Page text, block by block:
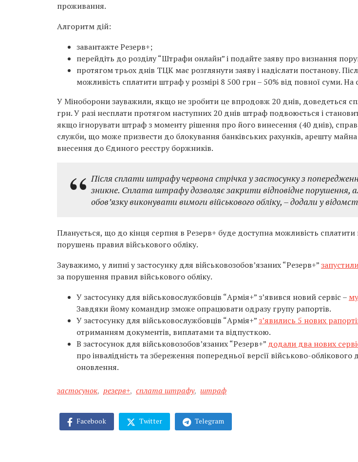
проживання.
Алгоритм дій:
завантажте Резерв+;
перейдіть до розділу “Штрафи онлайн” і подайте заяву про визнання
протягом трьох днів ТЦК має розглянути заяву і надіслати постанову.
можливість сплатити штраф у розмірі 8 500 грн – 50% від повної суми. На
У Міноборони зауважили, якщо не зробити це впродовж 20 днів, доведеться
грн. У разі несплати протягом наступних 20 днів штраф подвоюється і
якщо ігнорувати штраф з моменту рішення про його винесення (40 днів),
служби, що може призвести до блокування банківських рахунків, арешту
внесення до Єдиного реєстру боржників.
Після сплати штрафу червона стрічка у застосунку з
зникне. Сплата штрафу дозволяє закрити відповідне порушення,
обов’язку виконувати вимоги військового обліку, – додали у
Планується, що до кінця серпня в Резерв+ буде доступна можливість
порушень правил військового обліку.
Зауважимо, у липні у застосунку для військовозобов’язаних “Резерв+”
за порушення правил військового обліку.
У застосунку для військовослужбовців “Армія+” зʼявився новий сервіс –
Завдяки йому командир зможе опрацювати одразу групу рапортів.
У застосунку для військовослужбовців “Армія+”з’явились 5 нових
отриманням документів, виплатами та відпусткою.
В застосунок для військовозобов’язаних “Резерв+” додали два нових
про інвалідність та збереження попередньої версії військово-
оновлення.
застосунок, резерв+, сплата штрафу, штраф
Facebook Twitter Telegram